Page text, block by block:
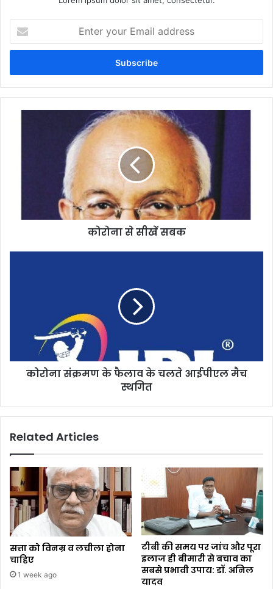
your
Email
कोरोना से सीखें सबक
कोरोना संक्रमण के फैलाव के चलते आईपीएल मैच
स्थगित
Related Articles
सत्ता को विनम्र व लचीला होना
चाहिए
1 week ago
टीबी की समय पर जांच और पूरा
इलाज ही बीमारी से बचाव का
सबसे प्रभावी उपाय: डॉ. अनिल
यादव